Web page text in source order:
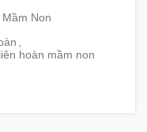
Non
,
hoàn mầm non